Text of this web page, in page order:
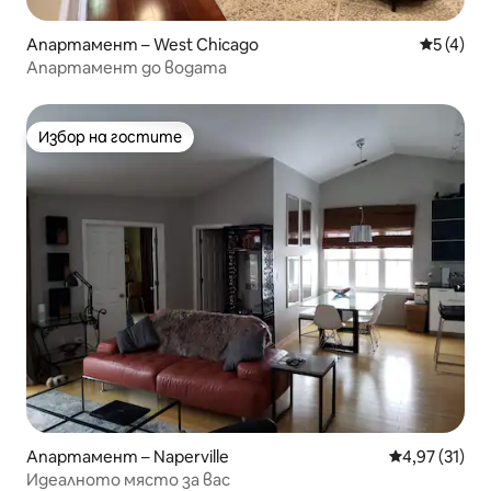
Апартамент – West Chicago Средна
5 (4)
Апартамент до водата
Избор на гостите
Избор на гостите
Апартамент – Naperville Средна
4,97 (31)
Идеалното място за вас